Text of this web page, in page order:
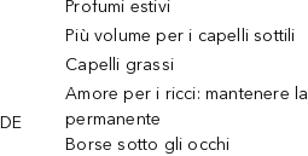
Profumi estivi
Più volume per i capelli sottili
Capelli grassi
Amore per i ricci: mantenere la
permanente
Borse sotto gli occhi